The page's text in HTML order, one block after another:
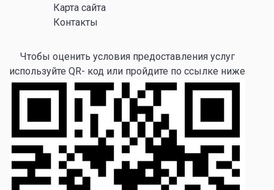
Карта сайта
Контакты
Чтобы оценить условия предоставления услуг
используйте QR- код или пройдите по ссылке ниже